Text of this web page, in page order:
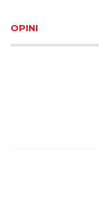
OPINI